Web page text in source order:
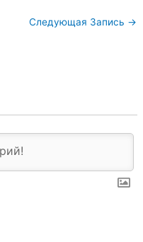
Следующая Запись →